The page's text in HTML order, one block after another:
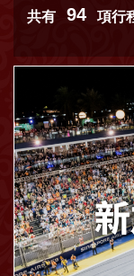
共有 94 項行